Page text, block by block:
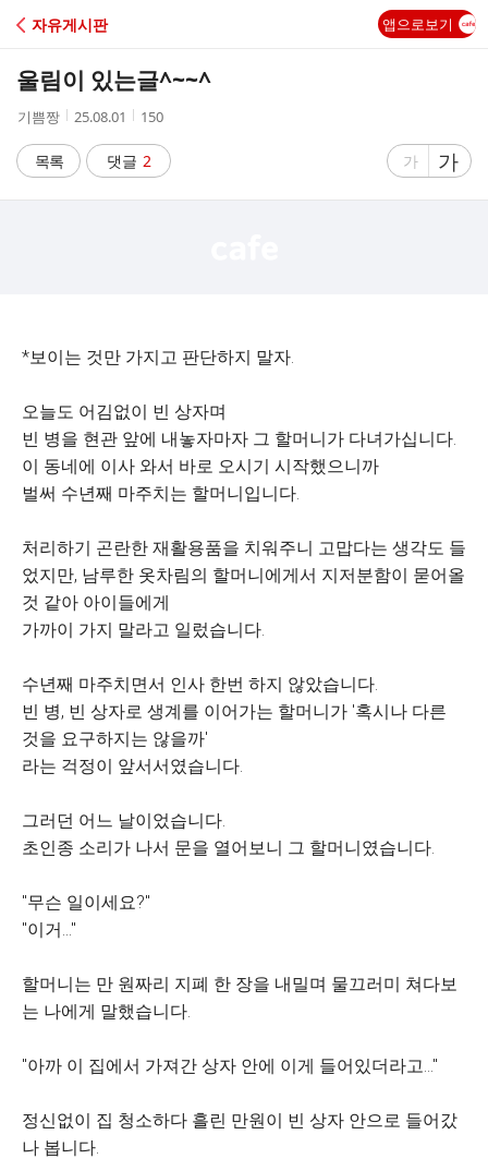
C
A
자유게시판 앱으로보기
울림이 있는글^~~^
작
자
기쁨짱
작
시
간
25.08.01
조
수
150
목록 댓글 2
글
가
글
자
가
*보이는 것만 가지고 판단하지 말자.
오늘도 어김없이 빈 상자며
빈 병을 현관 앞에 내놓자마자 그 할머니가 다녀가십니다.
이 동네에 이사 와서 바로 오시기 시작했으니까
벌써 수년째 마주치는 할머니입니다.
처리하기 곤란한 재활용품을 치워주니 고맙다는 생각도 들
었지만, 남루한 옷차림의 할머니에게서 지저분함이 묻어올
것 같아 아이들에게
가까이 가지 말라고 일렀습니다.
수년째 마주치면서 인사 한번 하지 않았습니다.
빈 병, 빈 상자로 생계를 이어가는 할머니가 '혹시나 다른
것을 요구하지는 않을까'
라는 걱정이 앞서서였습니다.
그러던 어느 날이었습니다.
초인종 소리가 나서 문을 열어보니 그 할머니였습니다.
"무슨 일이세요?"
"이거..."
할머니는 만 원짜리 지폐 한 장을 내밀며 물끄러미 쳐다보
는 나에게 말했습니다.
"아까 이 집에서 가져간 상자 안에 이게 들어있더라고..."
정신없이 집 청소하다 흘린 만원이 빈 상자 안으로 들어갔
나 봅니다.